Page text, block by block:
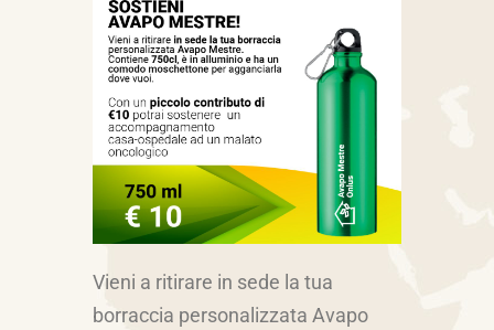
Vieni a ritirare in sede la tua
borraccia personalizzata Avapo